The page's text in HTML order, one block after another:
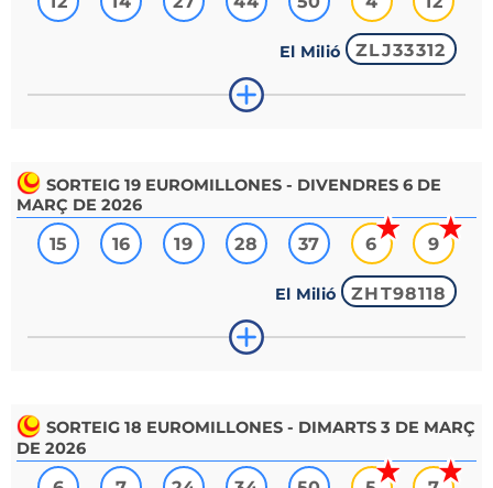
El Milió ZLJ33312
SORTEIG 19 EUROMILLONES - DIVENDRES 6 DE
MARÇ DE 2026
15 16 19 28 37 6 9
El Milió ZHT98118
SORTEIG 18 EUROMILLONES - DIMARTS 3 DE MARÇ
DE 2026